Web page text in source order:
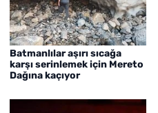
Batmanlılar aşırı sıcağa
karşı serinlemek için Mereto
Dağına kaçıyor